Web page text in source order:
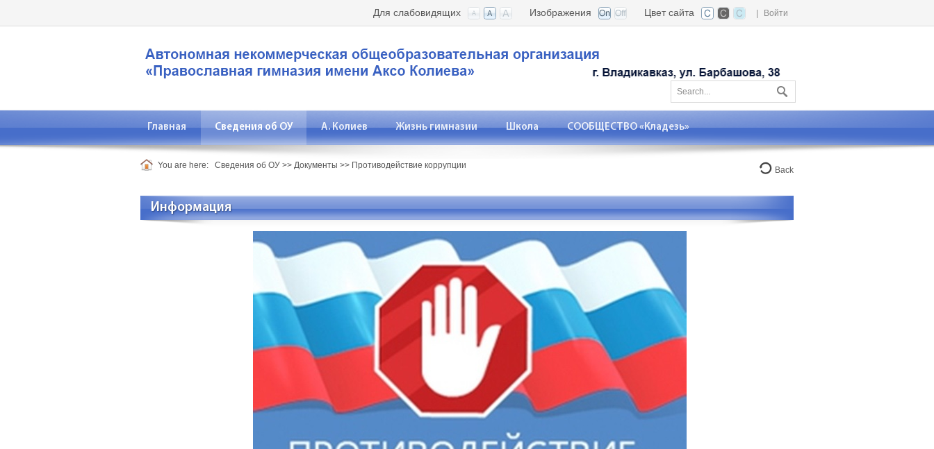
Войти
Цвет сайта
Изображения
Для слабовидящих
Главная Сведения об ОУ А. Колиев Жизнь гимназии Школа СООБЩЕСТВО «Кладезь»
You are here: Сведения об ОУ >> Документы >> Противодействие коррупции Back
Информация